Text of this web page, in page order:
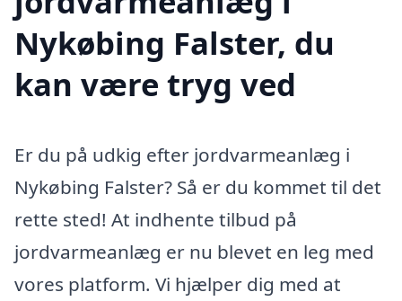
Nykøbing Falster, du
kan være tryg ved
Er du på udkig efter jordvarmeanlæg i
Nykøbing Falster? Så er du kommet til det
rette sted! At indhente tilbud på
jordvarmeanlæg er nu blevet en leg med
vores platform. Vi hjælper dig med at